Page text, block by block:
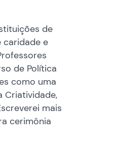
de
caridade e
de Política
como uma
Criatividade,
mais
cerimônia